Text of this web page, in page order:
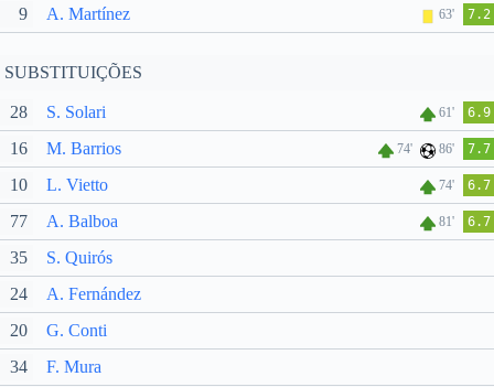
9 A. Martínez 63' 7.2
SUBSTITUIÇÕES
28 S. Solari 61' 6.9
16 M. Barrios 74' 86' 7.7
10 L. Vietto 74' 6.7
77 A. Balboa 81' 6.7
35
S. Quirós
24
A. Fernández
20
G. Conti
34
F. Mura